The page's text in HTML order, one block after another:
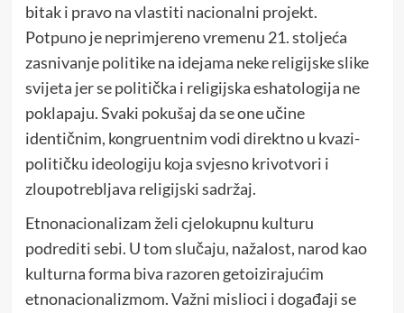
bitak i pravo na vlastiti nacionalni projekt.
Potpuno je neprimjereno vremenu 21. stoljeća
zasnivanje politike na idejama neke religijske slike
svijeta jer se politička i religijska eshatologija ne
poklapaju. Svaki pokušaj da se one učine
identičnim, kongruentnim vodi direktno u kvazi-
političku ideologiju koja svjesno krivotvori i
zloupotrebljava religijski sadržaj.
Etnonacionalizam želi cjelokupnu kulturu
podrediti sebi. U tom slučaju, nažalost, narod kao
kulturna forma biva razoren getoizirajućim
etnonacionalizmom. Važni mislioci i događaji se